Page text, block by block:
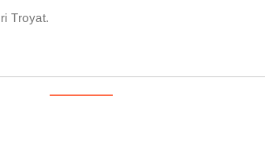
Troyat.